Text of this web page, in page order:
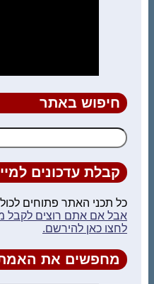
חיפוש באתר
חיפוש:
קבלת עדכונים
כל תכני האתר פתוחים
אבל אם אתם רוצים לקבל
לחצו כאן להירשם.
מחפשים את